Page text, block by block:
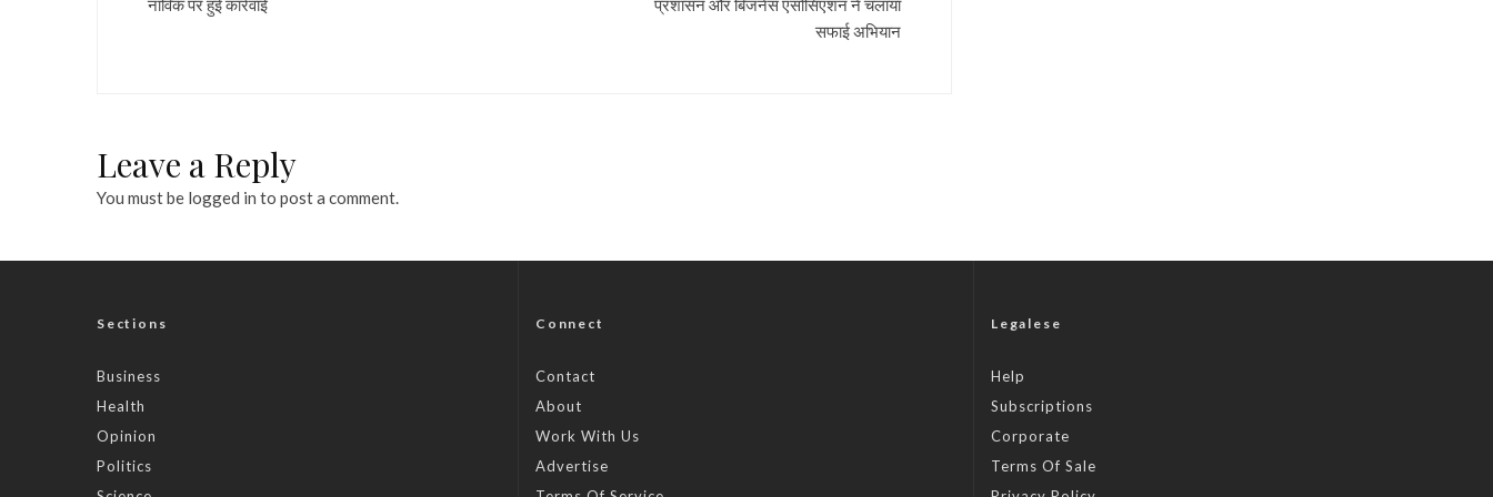
सफाई अभियान
Leave a Reply
You must be logged in to post a comment.
Sections
Business
Health
Opinion
Politics
Connect
Contact
About
Work With Us
Advertise
Legalese
Help
Subscriptions
Corporate
Terms Of Sale